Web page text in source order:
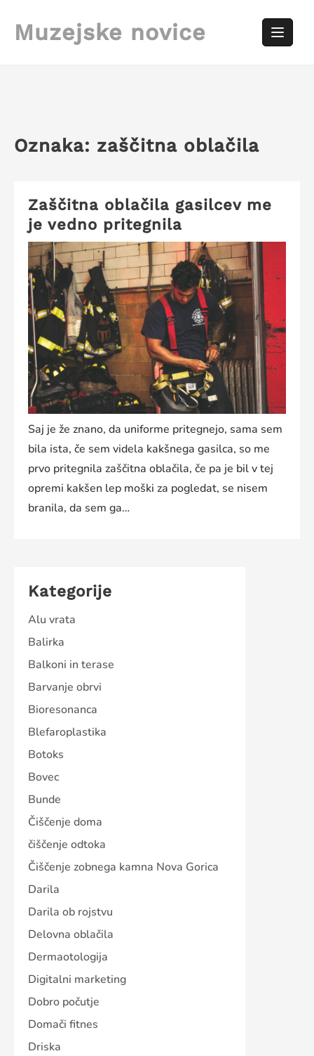
content
Muzejske novice
Oznaka: zaščitna oblačila
Zaščitna oblačila gasilcev me
je vedno pritegnila
Saj je že znano, da uniforme pritegnejo, sama sem
bila ista, če sem videla kakšnega gasilca, so me
prvo pritegnila zaščitna oblačila, če pa je bil v tej
opremi kakšen lep moški za pogledat, se nisem
branila, da sem ga…
Kategorije
Alu vrata
Balirka
Balkoni in terase
Barvanje obrvi
Bioresonanca
Blefaroplastika
Botoks
Bovec
Bunde
Čiščenje doma
čiščenje odtoka
Čiščenje zobnega kamna Nova Gorica
Darila
Darila ob rojstvu
Delovna oblačila
Dermaotologija
Digitalni marketing
Dobro počutje
Domači fitnes
Driska